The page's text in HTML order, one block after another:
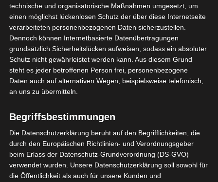
Spieltag 6 der Ligue 1
Pro Tunesien 2022/2023
– Gruppenphase
technische und organisatorische Maßnahmen umgesetzt, um
einen möglichst lückenlosen Schutz der über diese Internetseite
verarbeiteten personenbezogenen Daten sicherzustellen.
Dennoch können Internetbasierte Datenübertragungen
grundsätzlich Sicherheitslücken aufweisen, sodass ein absoluter
Schutz nicht gewährleistet werden kann. Aus diesem Grund
steht es jeder betroffenen Person frei, personenbezogene
Daten auch auf alternativen Wegen, beispielsweise telefonisch,
an uns zu übermitteln.
Begriffsbestimmungen
Die Datenschutzerklärung beruht auf den Begrifflichkeiten, die
durch den Europäischen Richtlinien- und Verordnungsgeber
beim Erlass der Datenschutz-Grundverordnung (DS-GVO)
verwendet wurden. Unsere Datenschutzerklärung soll sowohl für
die Öffentlichkeit als auch für unsere Kunden und